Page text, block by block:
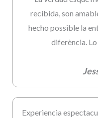
recibida, son
hecho possible la
diferència.
Experiencia